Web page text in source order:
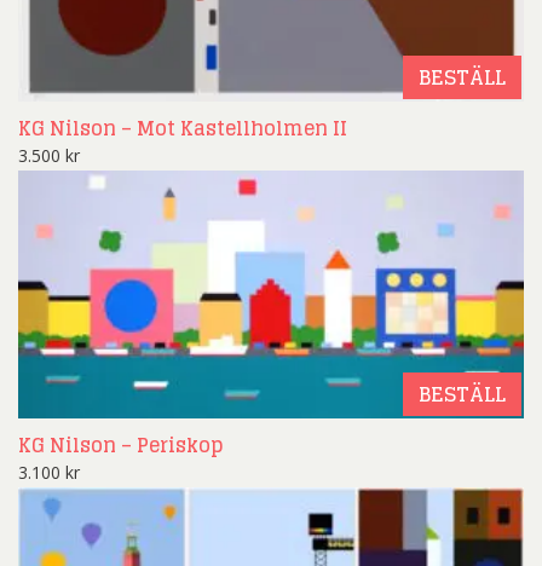
BESTÄLL
KG Nilson – Mot Kastellholmen II
3.500 kr
BESTÄLL
KG Nilson – Periskop
3.100 kr